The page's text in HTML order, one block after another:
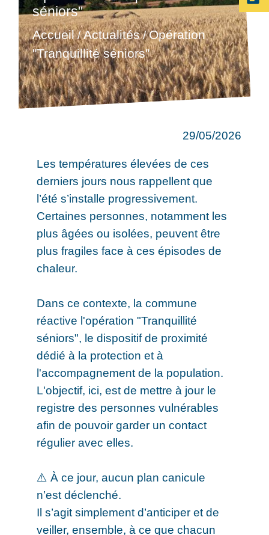
séniors"
Accueil/Actualités/Opération
"Tranquillité séniors"
29/05/2026
Les températures élevées de ces
derniers jours nous rappellent que
l’été s’installe progressivement.
Certaines personnes, notamment les
plus âgées ou isolées, peuvent être
plus fragiles face à ces épisodes de
chaleur.
Dans ce contexte, la commune
réactive l'opération "Tranquillité
séniors", le dispositif de proximité
dédié à la protection et à
l'accompagnement de la population.
L'objectif, ici, est de mettre à jour le
registre des personnes vulnérables
afin de pouvoir garder un contact
régulier avec elles.
⚠️ À ce jour, aucun plan canicule
n’est déclenché.
Il s’agit simplement d’anticiper et de
veiller, ensemble, à ce que chacun